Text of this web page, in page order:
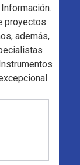
proyectos
además,